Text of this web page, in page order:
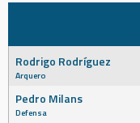
Rodrigo Rodríguez
Arquero
Pedro Milans
Defensa